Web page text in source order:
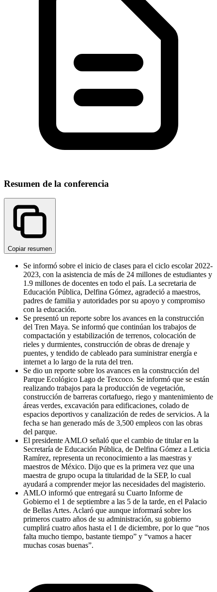
Resumen de la conferencia
Copiar resumen
Se informó sobre el inicio de clases para el ciclo escolar 2022-
2023, con la asistencia de más de 24 millones de estudiantes y
1.9 millones de docentes en todo el país. La secretaria de
Educación Pública, Delfina Gómez, agradeció a maestros,
padres de familia y autoridades por su apoyo y compromiso
con la educación.
Se presentó un reporte sobre los avances en la construcción
del Tren Maya. Se informó que continúan los trabajos de
compactación y estabilización de terrenos, colocación de
rieles y durmientes, construcción de obras de drenaje y
puentes, y tendido de cableado para suministrar energía e
internet a lo largo de la ruta del tren.
Se dio un reporte sobre los avances en la construcción del
Parque Ecológico Lago de Texcoco. Se informó que se están
realizando trabajos para la producción de vegetación,
construcción de barreras cortafuego, riego y mantenimiento de
áreas verdes, excavación para edificaciones, colado de
espacios deportivos y canalización de redes de servicios. A la
fecha se han generado más de 3,500 empleos con las obras
del parque.
El presidente AMLO señaló que el cambio de titular en la
Secretaría de Educación Pública, de Delfina Gómez a Leticia
Ramírez, representa un reconocimiento a las maestras y
maestros de México. Dijo que es la primera vez que una
maestra de grupo ocupa la titularidad de la SEP, lo cual
ayudará a comprender mejor las necesidades del magisterio.
AMLO informó que entregará su Cuarto Informe de
Gobierno el 1 de septiembre a las 5 de la tarde, en el Palacio
de Bellas Artes. Aclaró que aunque informará sobre los
primeros cuatro años de su administración, su gobierno
cumplirá cuatro años hasta el 1 de diciembre, por lo que “nos
falta mucho tiempo, bastante tiempo” y “vamos a hacer
muchas cosas buenas”.